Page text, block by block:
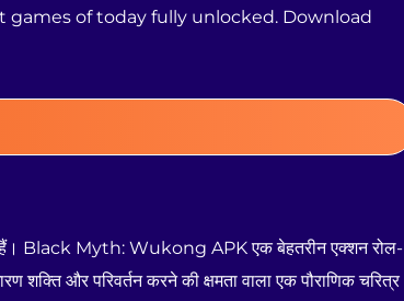
games of today fully unlocked. Download
Black Myth: Wukong APK एक बेहतरीन एक्शन रोल-
शक्ति और परिवर्तन करने की क्षमता वाला एक पौराणिक चरित्र